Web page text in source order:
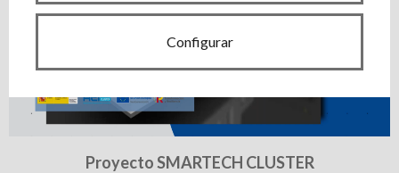
Proyecto SMARTECH CLUSTER
Configurar